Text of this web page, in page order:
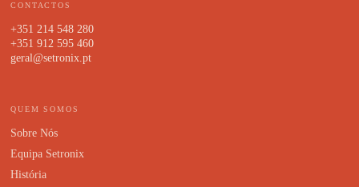
CONTACTOS
+351 214 548 280
+351 912 595 460
geral@setronix.pt
QUEM SOMOS
Sobre Nós
Equipa Setronix
História